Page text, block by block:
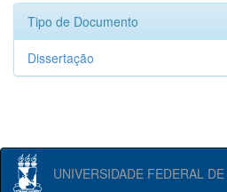
Tipo de Documento
Dissertação
UNIVERSIDADE FEDERAL